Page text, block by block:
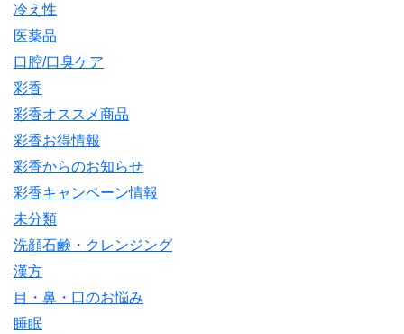
冷え性
医薬品
口腔/口臭ケア
彩香
彩香オススメ商品
彩香お得情報
彩香からのお知らせ
彩香キャンペーン情報
未分類
洗顔石鹸・クレンジング
漢方
目・鼻・口のお悩み
睡眠